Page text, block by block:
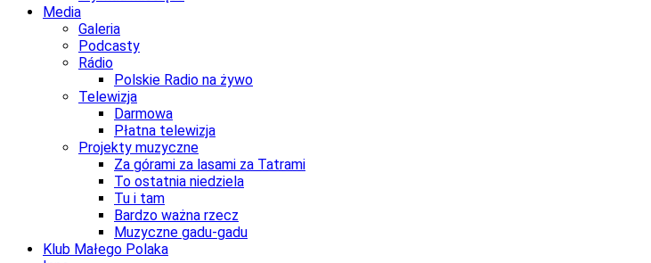
Media
Galeria
Podcasty
Rádio
Polskie Radio na żywo
Telewizja
Darmowa
Płatna telewizja
Projekty muzyczne
Za górami za lasami za Tatrami
To ostatnia niedziela
Tu i tam
Bardzo ważna rzecz
Muzyczne gadu-gadu
Klub Małego Polaka